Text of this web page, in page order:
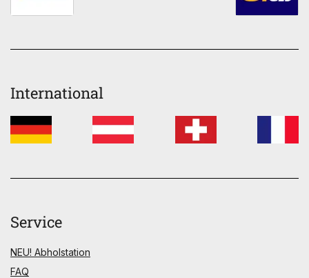
International
Service
NEU! Abholstation
FAQ